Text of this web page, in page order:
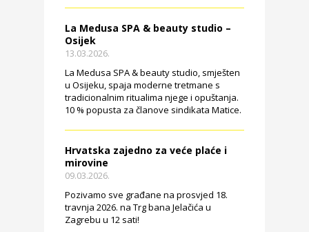
La Medusa SPA & beauty studio –
Osijek
13.03.2026.
La Medusa SPA & beauty studio, smješten
u Osijeku, spaja moderne tretmane s
tradicionalnim ritualima njege i opuštanja.
10 % popusta za članove sindikata Matice.
Hrvatska zajedno za veće plaće i
mirovine
09.03.2026.
Pozivamo sve građane na prosvjed 18.
travnja 2026. na Trg bana Jelačića u
Zagrebu u 12 sati!